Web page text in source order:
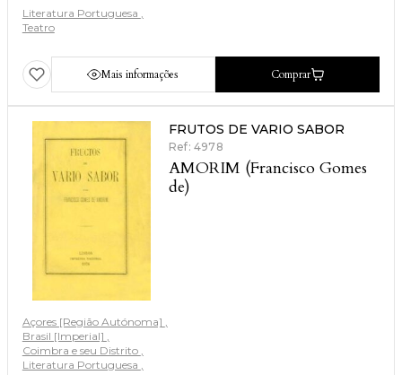
Literatura Portuguesa
Teatro
Mais informações Comprar
FRUTOS DE VARIO SABOR
Ref: 4978
AMORIM (Francisco Gomes
de)
Açores [Região Autónoma]
Brasil [Imperial]
Coimbra e seu Distrito
Literatura Portuguesa